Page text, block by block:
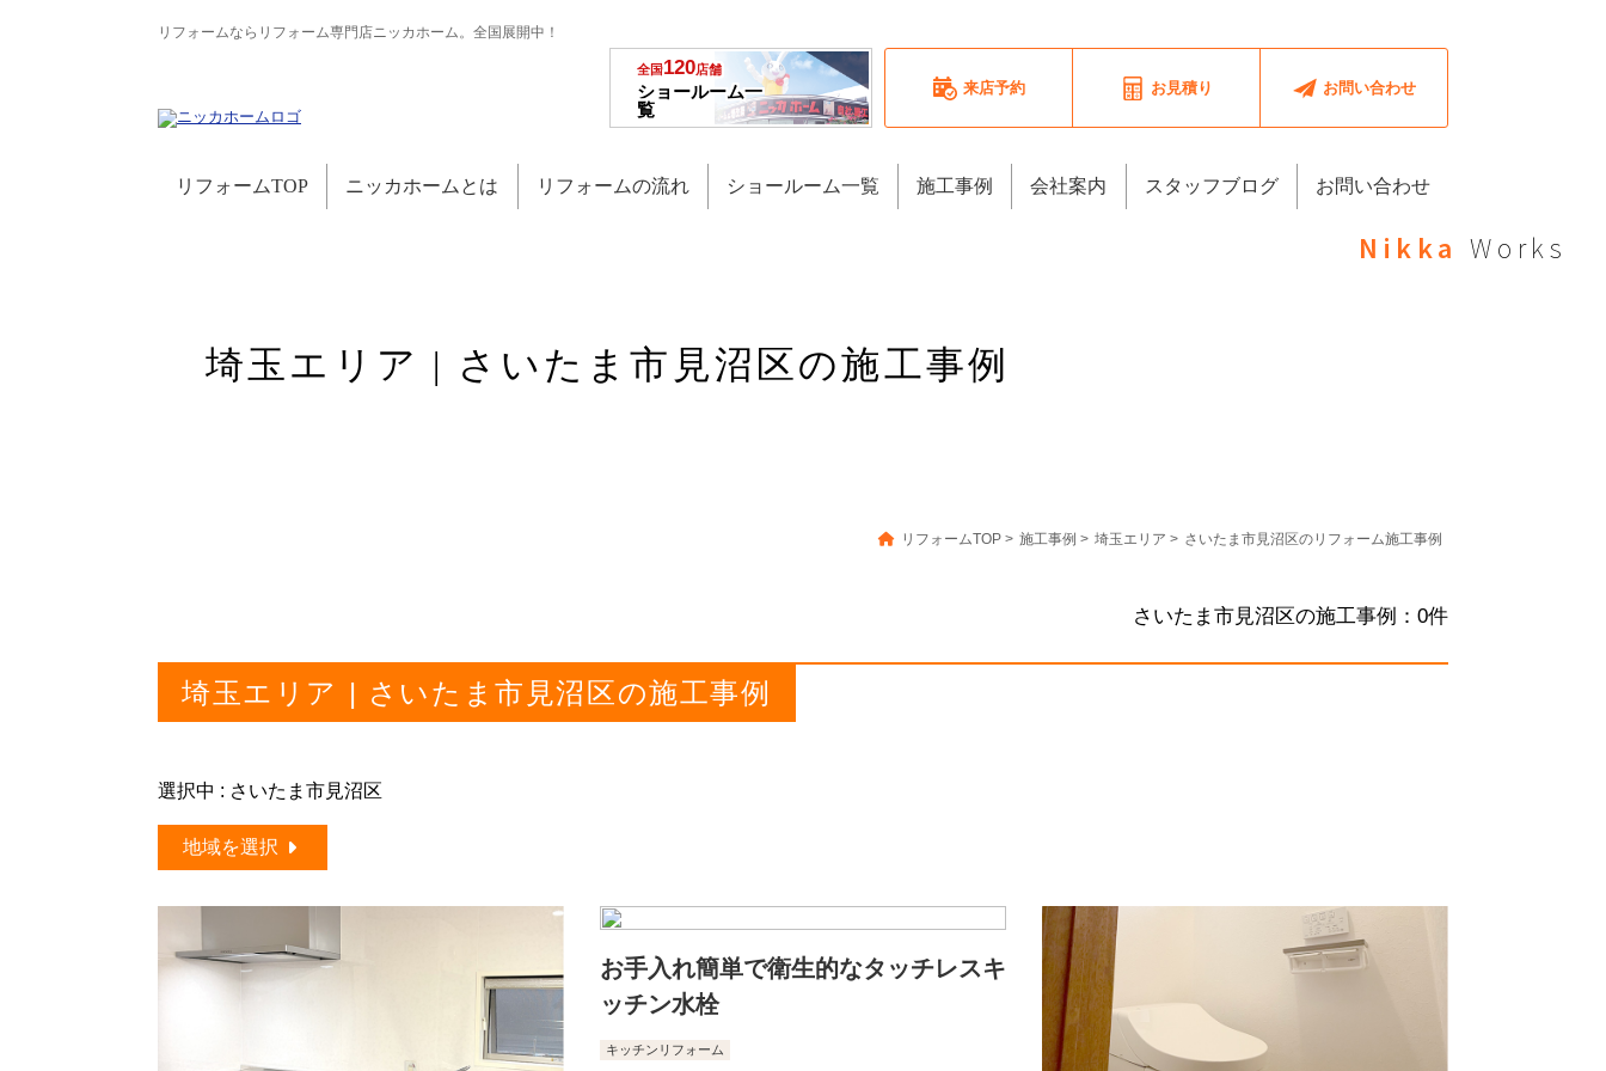
リフォームならリフォーム専門店ニッカホーム。全国展開中！
全国120店舗
ショールーム一
覧
来店予約 お見積り お問い合わせ
リフォームTOP ニッカホームとは リフォームの流れ ショールーム一覧 施工事例 会社案内 スタッフブログ お問い合わせ
Nikka Works
埼玉エリア | さいたま市見沼区の施工事例
リフォームTOP > 施工事例 > 埼玉エリア > さいたま市見沼区のリフォーム施工事例
さいたま市見沼区の施工事例： 0件
埼玉エリア | さいたま市見沼区の施工事例
選択中 : さいたま市見沼区
地域を選択
お手入れ簡単で衛生的なタッチレスキ
ッチン水栓
キッチンリフォーム